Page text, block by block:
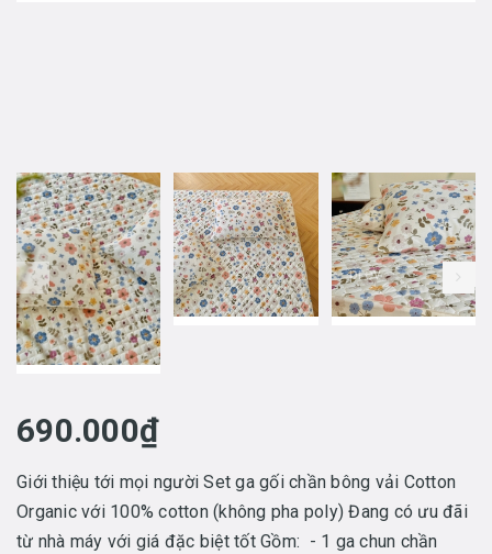
prev
690.000₫
Giới thiệu tới mọi người Set ga gối chần bông vải Cotton
Organic với 100% cotton (không pha poly) Đang có ưu đãi
từ nhà máy với giá đặc biệt tốt Gồm: - 1 ga chun chần